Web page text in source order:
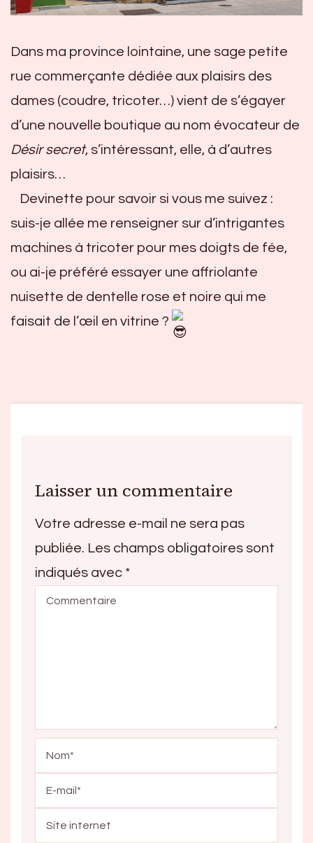
Dans ma province lointaine, une sage petite
rue commerçante dédiée aux plaisirs des
dames (coudre, tricoter…) vient de s’égayer
d’une nouvelle boutique au nom évocateur de
Désir secret, s’intéressant, elle, à d’autres
plaisirs…
Devinette pour savoir si vous me suivez :
suis-je allée me renseigner sur d’intrigantes
machines à tricoter pour mes doigts de fée,
ou ai-je préféré essayer une affriolante
nuisette de dentelle rose et noire qui me
faisait de l’œil en vitrine ?
Laisser un commentaire
Votre adresse e-mail ne sera pas
publiée. Les champs obligatoires sont
indiqués avec *